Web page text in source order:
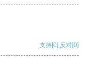
支持[0] 反对[0]